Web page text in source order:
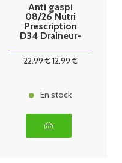
Anti gaspi
08/26 Nutri
Prescription
D34 Draineur-
500 ml
22.99€12.99€
En stock